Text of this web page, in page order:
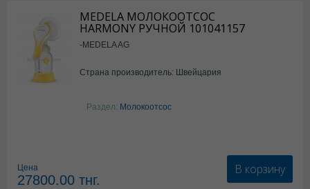
MEDELA МОЛОКООТСОС
HARMONY РУЧНОЙ 101041157
-MEDELA AG
Страна производитель: Швейцария
Раздел: Молокоотсос
Цена
27800.00 тнг.
В корзину